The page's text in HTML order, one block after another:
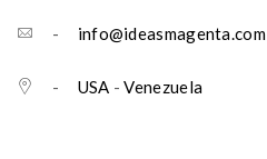
- info@ideasmagenta.com
- USA -Venezuela